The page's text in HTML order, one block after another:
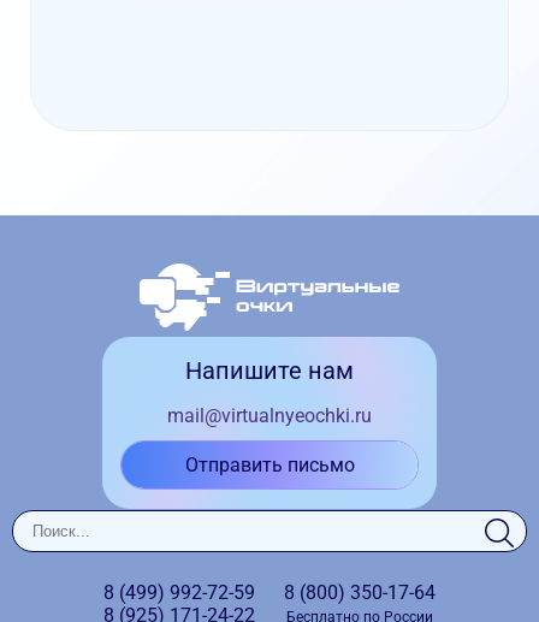
Напишите нам
mail@virtualnyeochki.ru
Отправить письмо
8 (499) 992-72-59
8 (925) 171-24-22
8 (800) 350-17-64
Бесплатно по России